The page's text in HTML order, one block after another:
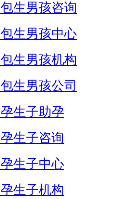
生男孩咨询
生男孩中心
生男孩机构
生男孩公司
生子助孕
生子咨询
生子中心
生子机构